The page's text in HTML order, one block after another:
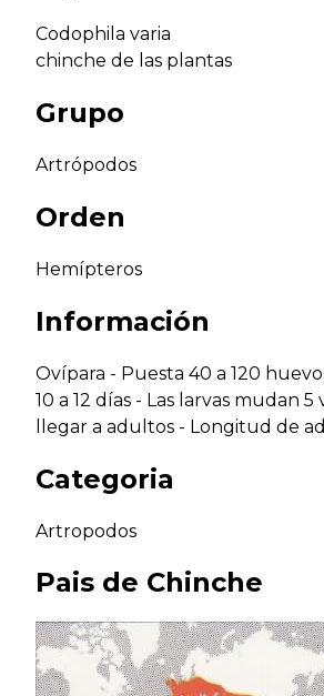
Codophila varia
chinche de las plantas
Grupo
Artrópodos
Orden
Hemípteros
Información
Ovípara - Puesta 40 a 120
10 a 12 días - Las larvas mudan 5
llegar a adultos - Longitud de
Categoria
Artropodos
Pais de Chinche